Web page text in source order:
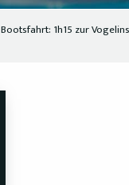
Bootsfahrt: 1h15 zur